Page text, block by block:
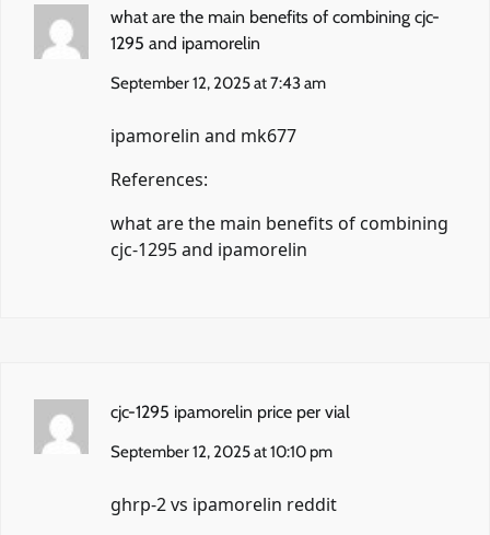
what are the main benefits of combining cjc-
1295 and ipamorelin
September 12, 2025 at 7:43 am
ipamorelin and mk677
References:
what are the main benefits of combining
cjc-1295 and ipamorelin
cjc-1295 ipamorelin price per vial
September 12, 2025 at 10:10 pm
ghrp-2 vs ipamorelin reddit